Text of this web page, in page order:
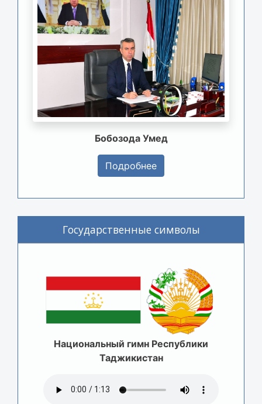
Бобозода Умед
Подробнее
Государственные символы
Национальный гимн Республики
Таджикистан